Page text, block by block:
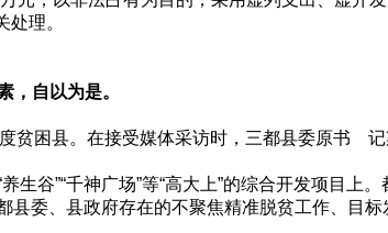
理。
，自以为是。
困县。在接受媒体采访时，三都县委原书 记
谷”“千神广场”等“高大上”的综合开发项目上
委、县政府存在的不聚焦精准脱贫工作、目